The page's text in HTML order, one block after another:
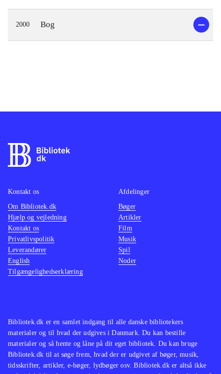
2000 Bog
Bibliotek.dk er en samlet indgang til alle danske bibliotekers
materialer og til hvad der udgives i Danmark. Du kan bestille
materialer og så hente og låne på dit eget bibliotek. Du kan bruge
Bibliotek.dk til at søge frem, hvad der er udgivet af bøger, musik,
tidsskrifter, artikler, e-bøger, lydbøger osv. Bibliotek.dk er altså ikke
Kontakt os
Om Bibliotek.dk
Hjælp og vejledning
Kontakt os
Privatlivspolitik
Leverandører
English
Tilgængelighedserklæring
Afdelinger
Bøger
Artikler
Film
Musik
Spil
Noder